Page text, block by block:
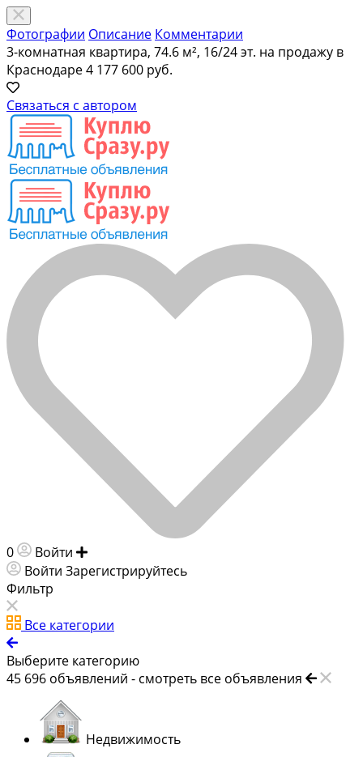
Фотографии Описание Комментарии
3-комнатная квартира, 74.6 м², 16/24 эт. на продажу в
Краснодаре4 177 600 руб.
Связаться с автором
0 Войти
Войти Зарегистрируйтесь
Фильтр
Все категории
Выберите категорию
45 696 объявлений - смотреть все объявления
Недвижимость